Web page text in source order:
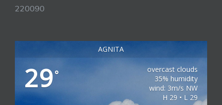
220090
AGNITA
29°
overcast clouds
35% humidity
wind: 3m/s NW
H 29 • L 29